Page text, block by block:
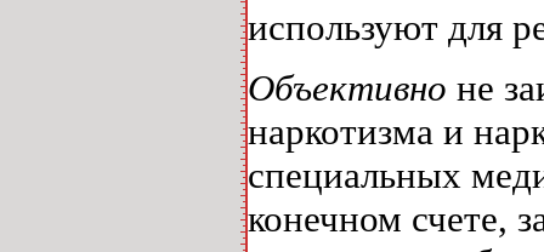
используют для
Объективно не
наркотизма и
специальных
конечном счете,